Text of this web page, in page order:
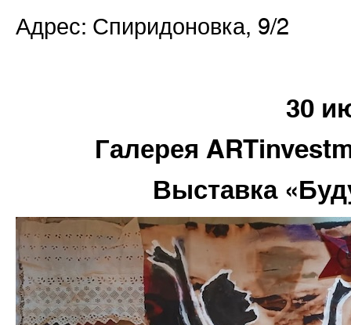
Адрес: Спиридоновка, 9/2
30
Галерея
Выставка